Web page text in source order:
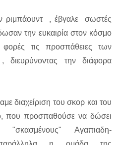
ριμπάουντ , έβγαλε σωστές
την ευκαιρία στον κόσμο
φορές τις προσπάθειες των
διευρύνοντας την διάφορα
διαχείριση του σκορ και του
που προσπαθούσε να δώσει
Αγαπιαδη-